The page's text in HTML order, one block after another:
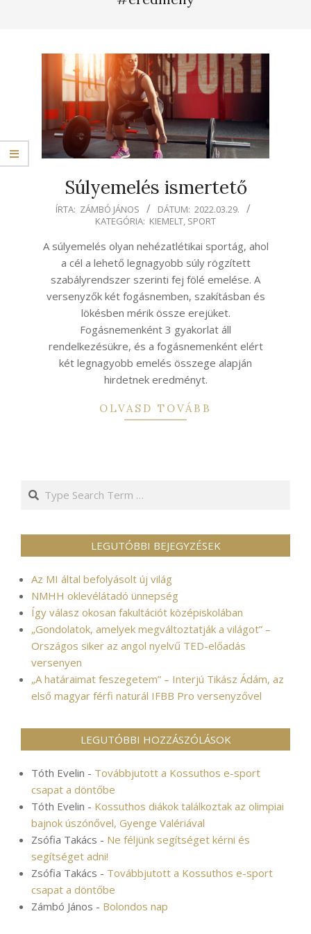
Súlyemelés ismertető
2022-
29
ÍRTA: ZÁMBÓ JÁNOS DÁTUM: 2022.03.29.
KATEGÓRIA: KIEMELT, SPORT
A súlyemelés olyan nehézatlétikai sportág, ahol
a cél a lehető legnagyobb súly rögzített
szabályrendszer szerinti fej fölé emelése. A
versenyzők két fogásnemben, szakításban és
lökésben mérik össze erejüket.
Fogásnemenként 3 gyakorlat áll
rendelkezésükre, és a fogásnemenként elért
két legnagyobb emelés összege alapján
hirdetnek eredményt.
OLVASD TOVÁBB
Search
LEGUTÓBBI BEJEGYZÉSEK
Az MI által befolyásolt új világ
NMHH oklevélátadó ünnepség
Így válasz okosan fakultációt középiskolában
„Gondolatok, amelyek megváltoztatják a világot” –
Országos siker az angol nyelvű TED-előadás
versenyen
„A határaimat feszegetem” – Interjú Tikász Ádám, az
első magyar férfi naturál IFBB Pro versenyzővel
LEGUTÓBBI HOZZÁSZÓLÁSOK
Tóth Evelin - Továbbjutott a Kossuthos e-sport
csapat a döntőbe
Tóth Evelin - Kossuthos diákok találkoztak az olimpiai
bajnok úszónővel, Gyenge Valériával
Zsófia Takács - Ne féljünk segítséget kérni és
segítséget adni!
Zsófia Takács - Továbbjutott a Kossuthos e-sport
csapat a döntőbe
Zámbó János - Bolondos nap